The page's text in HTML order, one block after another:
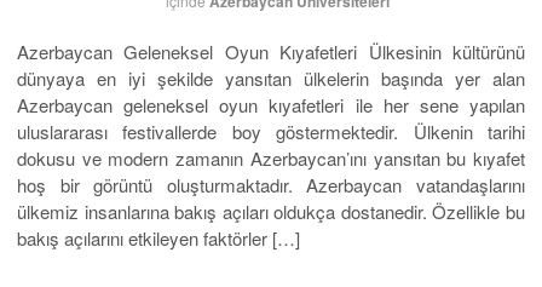
Azerbaycan Geleneksel Oyun Kıyafetleri Ülkesinin kültürünü
dünyaya en iyi şekilde yansıtan ülkelerin başında yer alan
Azerbaycan geleneksel oyun kıyafetleri ile her sene yapılan
uluslararası festivallerde boy göstermektedir. Ülkenin tarihi
dokusu ve modern zamanın Azerbaycan’ını yansıtan bu kıyafet
hoş bir görüntü oluşturmaktadır. Azerbaycan vatandaşlarını
ülkemiz insanlarına bakış açıları oldukça dostanedir. Özellikle bu
bakış açılarını etkileyen faktörler […]